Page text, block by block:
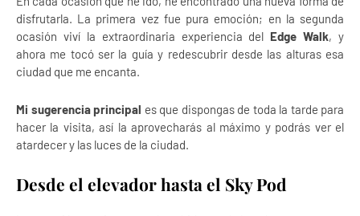
disfrutarla. La primera vez fue pura emoción; en la segunda
ocasión viví la extraordinaria experiencia del Edge Walk, y
ahora me tocó ser la guía y redescubrir desde las alturas esa
ciudad que me encanta.
Mi sugerencia principal es que dispongas de toda la tarde para
hacer la visita, así la aprovecharás al máximo y podrás ver el
atardecer y las luces de la ciudad.
Desde el elevador hasta el Sky Pod